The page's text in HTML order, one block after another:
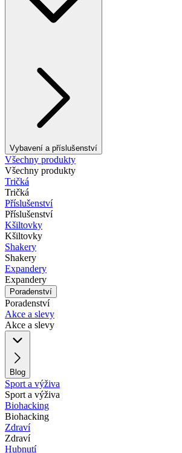
Vybavení a příslušenství
Všechny produkty
Všechny produkty
Tričká
Tričká
Příslušenství
Příslušenství
Kšiltovky
Kšiltovky
Shakery
Shakery
Expandery
Expandery
Poradenství
Poradenství
Akce a slevy
Akce a slevy
Blog
Sport a výživa
Sport a výživa
Biohacking
Biohacking
Zdraví
Zdraví
Hubnutí